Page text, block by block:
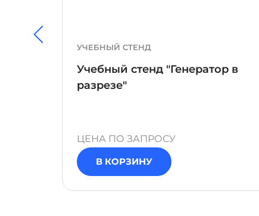
УЧЕБНЫЙ СТЕНД
Учебный стенд "Генератор в
разрезе"
ЦЕНА ПО ЗАПРОСУ
В КОРЗИНУ